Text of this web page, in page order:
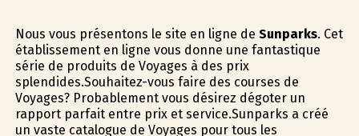
Nous vous présentons le site en ligne de Sunparks. Cet
établissement en ligne vous donne une fantastique
série de produits de Voyages à des prix
splendides.Souhaitez-vous faire des courses de
Voyages? Probablement vous désirez dégoter un
rapport parfait entre prix et service.Sunparks a créé
un vaste catalogue de Voyages pour tous les